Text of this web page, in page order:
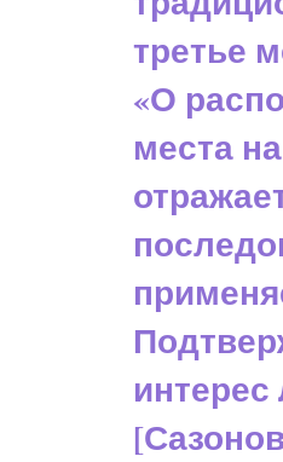
третье
«О
места